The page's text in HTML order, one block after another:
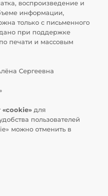
воспроизведение и
информации,
только с письменного
при поддержке
печати и массовым
Сергеевна
для
пользователей
можно отменить в